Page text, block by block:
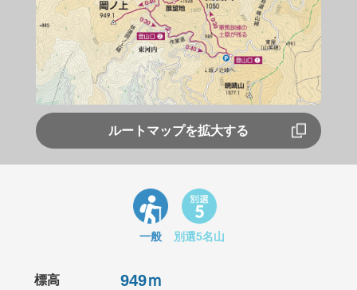
ルートマップを拡大する
一般 別選5名山
標高 949ｍ